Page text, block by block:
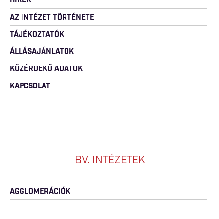
AZ INTÉZET TÖRTÉNETE
TÁJÉKOZTATÓK
ÁLLÁSAJÁNLATOK
KÖZÉRDEKŰ ADATOK
KAPCSOLAT
BV. INTÉZETEK
AGGLOMERÁCIÓK